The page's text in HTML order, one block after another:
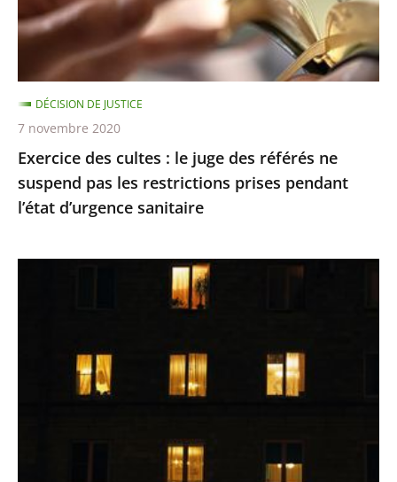
des
référés
suspend
pas
les
restrictions
prises
pendant
d’urgence
Exercice des cultes : le juge des référés ne
suspend pas les restrictions prises pendant
l’état d’urgence sanitaire
DÉCISION DE JUSTICE
7 novembre 2020